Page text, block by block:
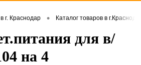
г. Краснодар • Каталог товаров в
для в/
на 4